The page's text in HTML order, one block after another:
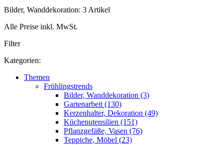
Bilder, Wanddekoration: 3 Artikel
Alle Preise inkl. MwSt.
Filter
Kategorien:
Themen
Frühlingstrends
Bilder, Wanddekoration (3)
Gartenarbeit (130)
Kerzenhalter, Dekoration (49)
Küchenutensilien (151)
Pflanzgefäße, Vasen (76)
Teppiche, Möbel (23)